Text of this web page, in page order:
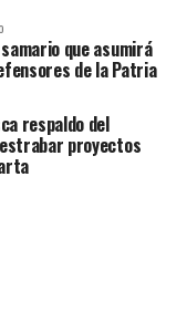
que asumirá
de la Patria
respaldo del
proyectos